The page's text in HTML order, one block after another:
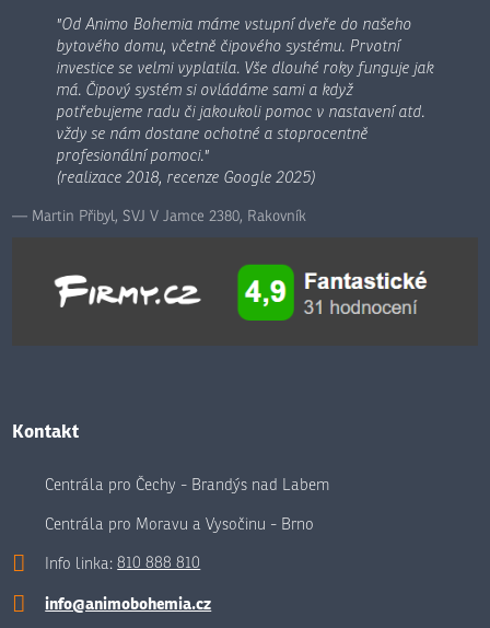
"Od Animo Bohemia máme vstupní dveře do našeho
bytového domu, včetně čipového systému. Prvotní
investice se velmi vyplatila. Vše dlouhé roky funguje jak
má. Čipový systém si ovládáme sami a když
potřebujeme radu či jakoukoli pomoc v nastavení atd.
vždy se nám dostane ochotné a stoprocentně
profesionální pomoci."
(realizace 2018, recenze Google 2025)
Martin Přibyl, SVJ V Jamce 2380, Rakovník
Kontakt
Centrála pro Čechy - Brandýs nad Labem
Centrála pro Moravu a Vysočinu - Brno
Info linka:810 888 810
info@animobohemia.cz